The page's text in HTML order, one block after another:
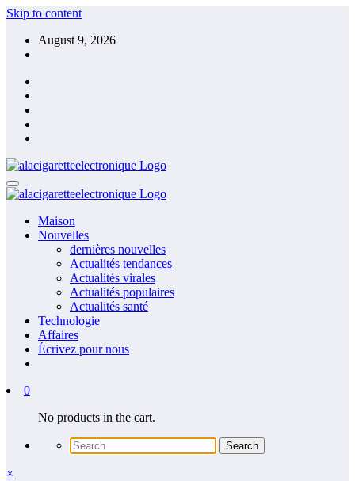
Skip to content
August 9, 2026
Maison
Nouvelles
dernières nouvelles
Actualités tendances
Actualités virales
Actualités populaires
Actualités santé
Technologie
Affaires
Écrivez pour nous
0
No products in the cart.
×